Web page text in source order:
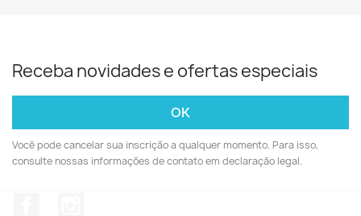
Receba novidades e ofertas especiais
Você pode cancelar sua inscrição a qualquer momento. Para isso,
consulte nossas informações de contato em declaração legal.